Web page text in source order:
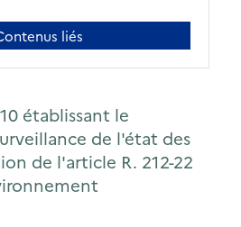
liés
établissant le
de l'état des
de l'article R. 212-22